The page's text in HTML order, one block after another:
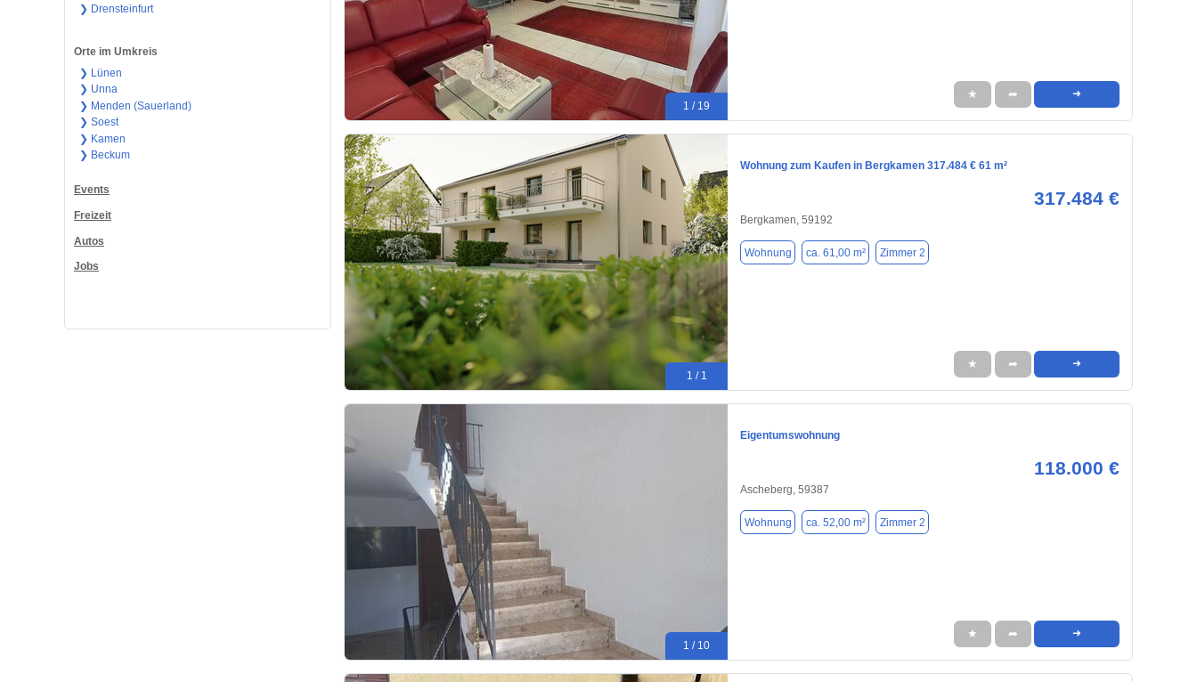
❯ Drensteinfurt
Orte im Umkreis
❯ Lünen
❯ Unna
❯ Menden (Sauerland)
❯ Soest
❯ Kamen
❯ Beckum
Events
Freizeit
Autos
Jobs
1 / 19
★ ➦ ➜
1 / 1
Wohnung zum Kaufen in Bergkamen 317.484 € 61 m²
317.484 €
Bergkamen, 59192
Wohnung ca. 61,00 m² Zimmer 2
★ ➦ ➜
1 / 10
Eigentumswohnung
118.000 €
Ascheberg, 59387
Wohnung ca. 52,00 m² Zimmer 2
★ ➦ ➜